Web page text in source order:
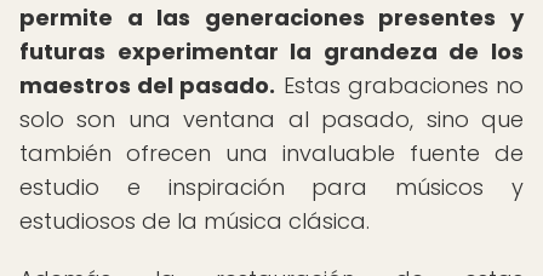
permite a las generaciones presentes y
futuras experimentar la grandeza de los
maestros del pasado. Estas grabaciones no
solo son una ventana al pasado, sino que
también ofrecen una invaluable fuente de
estudio e inspiración para músicos y
estudiosos de la música clásica.